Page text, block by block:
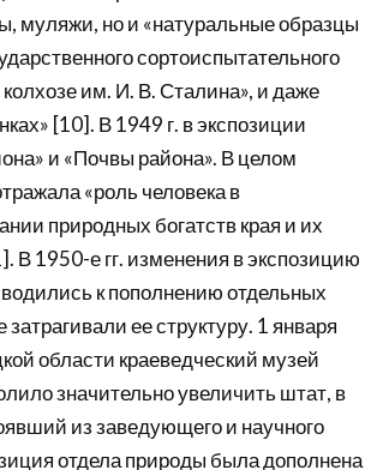
муляжи, но и «натуральные образцы
сортоиспытательного
им. И. В. Сталина», и даже
[10]. В 1949 г. в экспозиции
и «Почвы района». В целом
«роль человека в
природных богатств края и их
В 1950-е гг. изменения в экспозицию
к пополнению отдельных
ее структуру. 1 января
области краеведческий музей
значительно увеличить штат, в
из заведующего и научного
отдела природы была дополнена